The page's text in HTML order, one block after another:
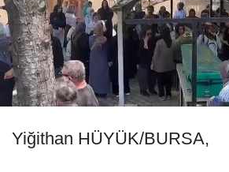
Yiğithan HÜYÜK/BURSA,